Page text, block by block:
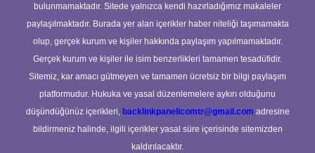
bulunmamaktadır. Sitede yalnızca kendi hazırladığımız makaleler
paylaşılmaktadır. Burada yer alan içerikler haber niteliği taşımamakta
olup, gerçek kurum ve kişiler hakkında paylaşım yapılmamaktadır.
Gerçek kurum ve kişiler ile isim benzerlikleri tamamen tesadüfidir.
Sitemiz, kar amacı gütmeyen ve tamamen ücretsiz bir bilgi paylaşım
platformudur. Hukuka ve yasal düzenlemelere aykırı olduğunu
düşündüğünüz içerikleri, backlinkpanelicomtr@gmail.com adresine
bildirmeniz halinde, ilgili içerikler yasal süre içerisinde sitemizden
kaldırılacaktır.